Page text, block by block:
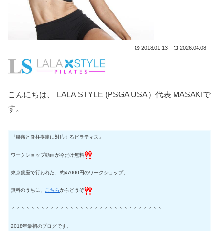
2018.01.13 2026.04.08
こんにちは、 LALA STYLE (PSGA USA）代表 MASAKIで
す。
『腰痛と脊柱疾患に対応するピラティス』
ワークショップ動画が今だけ無料
東京銀座で行われた、約47000円のワークショップ。
無料のうちに、 こちらからどうぞ
＾＾＾＾＾＾＾＾＾＾＾＾＾＾＾＾＾＾＾＾＾＾＾＾＾＾＾＾＾＾＾
2018年最初のブログです。